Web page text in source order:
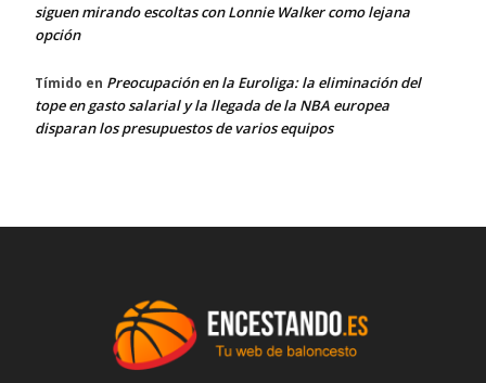
siguen mirando escoltas con Lonnie Walker como lejana
opción
Tímido en Preocupación en la Euroliga: la eliminación del
tope en gasto salarial y la llegada de la NBA europea
disparan los presupuestos de varios equipos